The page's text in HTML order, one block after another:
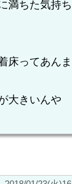
満ちた気持
床ってあん
大きいんや